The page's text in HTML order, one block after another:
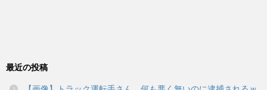
最近の投稿